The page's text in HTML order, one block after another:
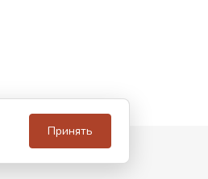
Принять